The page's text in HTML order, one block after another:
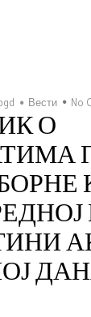
Вести No
О
ДАНА